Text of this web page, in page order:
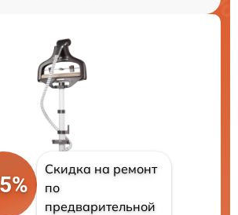
Скидка на ремонт
по
предварительной